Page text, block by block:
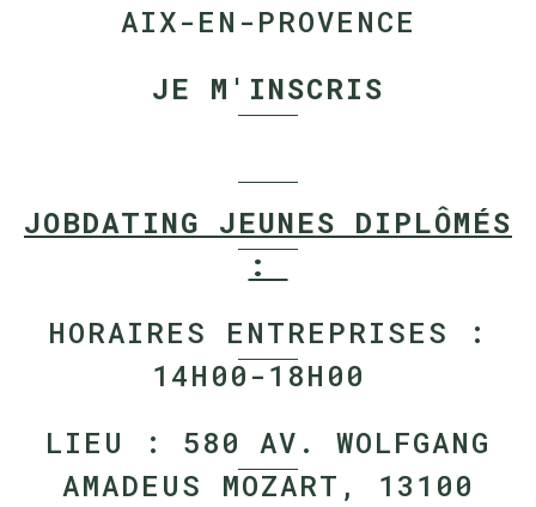
AIX-EN-PROVENCE
JE M'INSCRIS
JOBDATING JEUNES DIPLÔMÉS
:
HORAIRES ENTREPRISES :
14H00-18H00
LIEU : 580 AV. WOLFGANG
AMADEUS MOZART, 13100